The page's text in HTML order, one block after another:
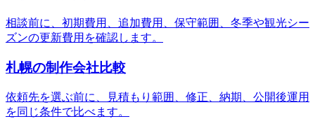
相談前に、初期費用、追加費用、保守範囲、冬季や観光シー
ズンの更新費用を確認します。
札幌の制作会社比較
依頼先を選ぶ前に、見積もり範囲、修正、納期、公開後運用
を同じ条件で比べます。